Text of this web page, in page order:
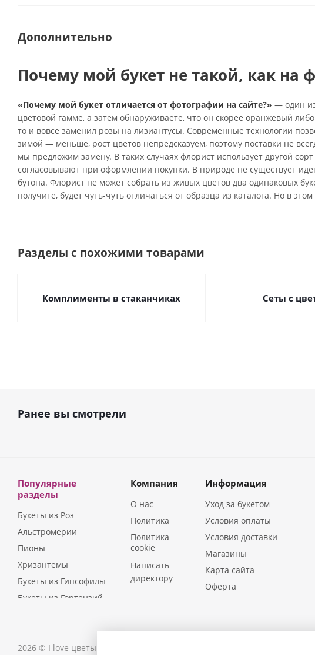
Дополнительно
Почему мой букет не такой, как на
«Почему мой букет отличается от фотографии на сайте?» — один
цветовой гамме, а затем обнаруживаете, что он скорее оранжевый
то и вовсе заменил розы на лизиантусы. Современные технологии
зимой — меньше, рост цветов непредсказуем, поэтому поставки не
мы предложим замену. В таких случаях флорист использует другой
согласовывают при оформлении покупки. В природе не существует
бутона. Флорист не может собрать из живых цветов два одинаковых
получите, будет чуть-чуть отличаться от образца из каталога. Но в
Разделы с похожими товарами
Комплименты в стаканчиках Сеты с
Ранее вы смотрели
Популярные
разделы
Букеты из Роз
Альстромерии
Пионы
Хризантемы
Букеты из Гипсофилы
Букеты из Гортензий
Букеты из Подсолнухов
Компания
О нас
Политика
Политика
cookie
Написать
директору
Информация
Уход за букетом
Условия оплаты
Условия доставки
Магазины
Карта сайта
Оферта
2026 © I love цветы